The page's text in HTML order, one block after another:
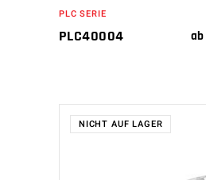
PLC SERIE
PLC40004 ab
NICHT AUF LAGER